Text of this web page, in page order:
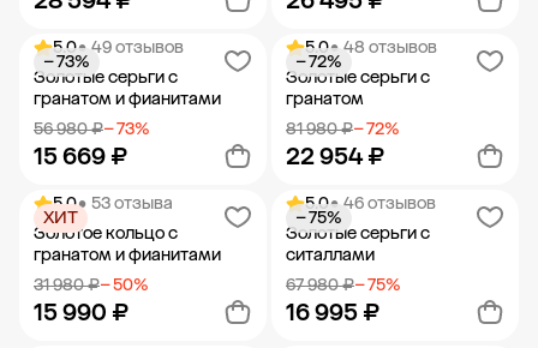
Добавить в корзину Добавить в корзину
5.0• 49 отзывов
Золотые серьги с
гранатом и фианитами
56 980 ₽− 73%
15 669 ₽
− 73%
Добавить в корзину
5.0• 48 отзывов
Золотые серьги с
гранатом
81 980 ₽− 72%
22 954 ₽
− 72%
Добавить в корзину
5.0• 53 отзыва
Золотое кольцо с
гранатом и фианитами
31 980 ₽− 50%
15 990 ₽
ХИТ
5.0• 46 отзывов
Золотые серьги с
ситаллами
67 980 ₽− 75%
16 995 ₽
− 75%